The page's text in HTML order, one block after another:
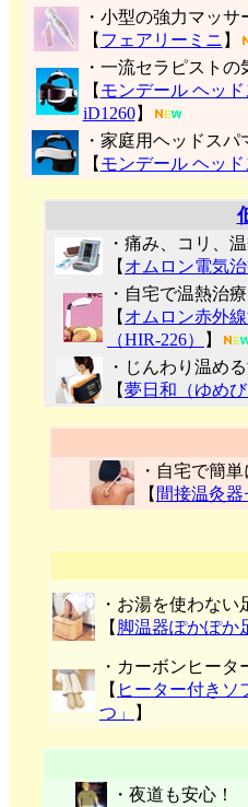
・小型の強力マッサ
【 フェアリーミニ 】
・一流セラピストの
【 モンデール ヘッ
iD1260】
・家庭用ヘッドスパ
【 モンデール ヘッド
・痛み、コリ、
【 オムロン電気
・自宅で温熱治療
【 オムロン赤外
（HIR-226）
】
・じんわり温め
【夢日和（ゆめび
・自宅で簡
【 間接温灸器
・お湯を使わない
【 脚温器ぽかぽか
・カーボンヒータ
【 ヒーター付きソ
つ」
】
・夜道も安心！